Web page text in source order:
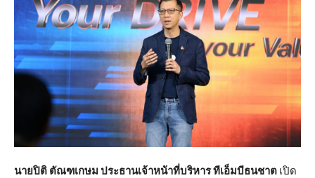
นายปิติ ตัณฑเกษม ประธานเจ้าหน้าที่บริหาร ทีเอ็มบีธนชาต เปิด